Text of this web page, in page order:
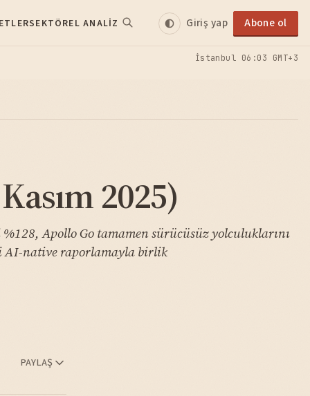
SEKTÖREL ANALIZ Giriş yap Abone ol
İstanbul 06:03 GMT+3
2025)
Apollo Go tamamen sürücüsüz yolculuklarını
AI-native raporlamayla birlik
PAYLAŞ